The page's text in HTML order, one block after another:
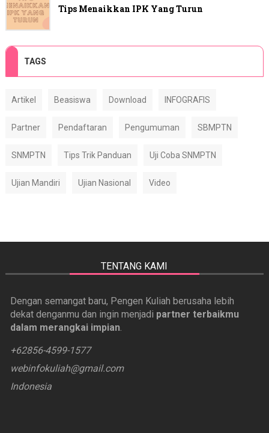
Tips Menaikkan IPK Yang Turun
TAGS
Artikel Beasiswa Download INFOGRAFIS
Partner Pendaftaran Pengumuman SBMPTN
SNMPTN Tips Trik Panduan Uji Coba SNMPTN
Ujian Mandiri Ujian Nasional Video
TENTANG KAMI
Dengan semangat baru, Pengen Kuliah berusaha lebih
dekat denganmu dan ingin menjadi partner terbaikmu
dalam merangkai impian.
+62856-4599-1577
webinfokuliah@gmail.com
Indonesia